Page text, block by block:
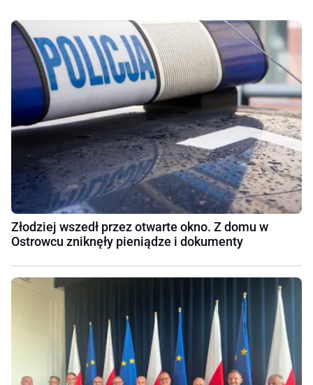
Złodziej wszedł przez otwarte okno. Z domu w
Ostrowcu zniknęły pieniądze i dokumenty